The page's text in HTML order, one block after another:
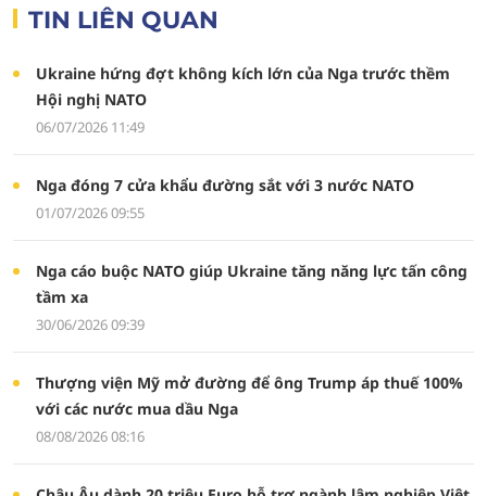
TIN LIÊN QUAN
Ukraine hứng đợt không kích lớn của Nga trước thềm
Hội nghị NATO
06/07/2026 11:49
Nga đóng 7 cửa khẩu đường sắt với 3 nước NATO
01/07/2026 09:55
Nga cáo buộc NATO giúp Ukraine tăng năng lực tấn công
tầm xa
30/06/2026 09:39
Thượng viện Mỹ mở đường để ông Trump áp thuế 100%
với các nước mua dầu Nga
08/08/2026 08:16